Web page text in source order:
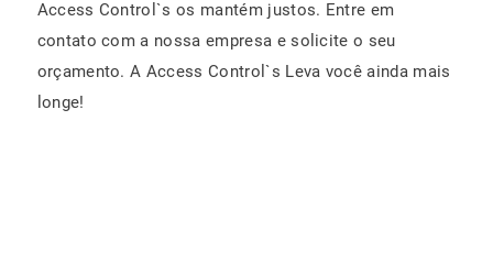
Access Control`s os mantém justos. Entre em
contato com a nossa empresa e solicite o seu
orçamento. A Access Control`s Leva você ainda mais
longe!